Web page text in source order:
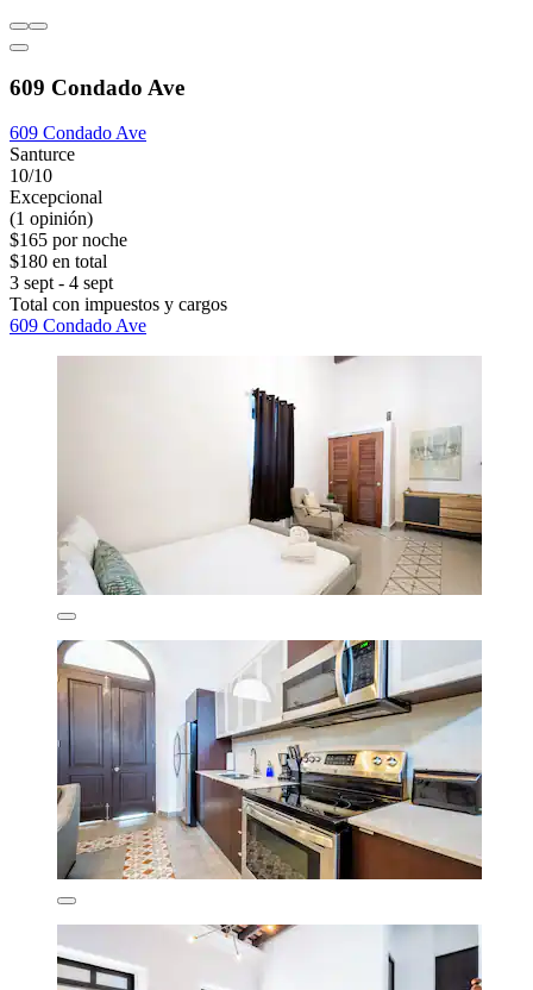
609 Condado Ave
609 Condado Ave
Santurce
10/10
Excepcional
(1 opinión)
$165 por noche
$180 en total
3 sept - 4 sept
Total con impuestos y cargos
609 Condado Ave